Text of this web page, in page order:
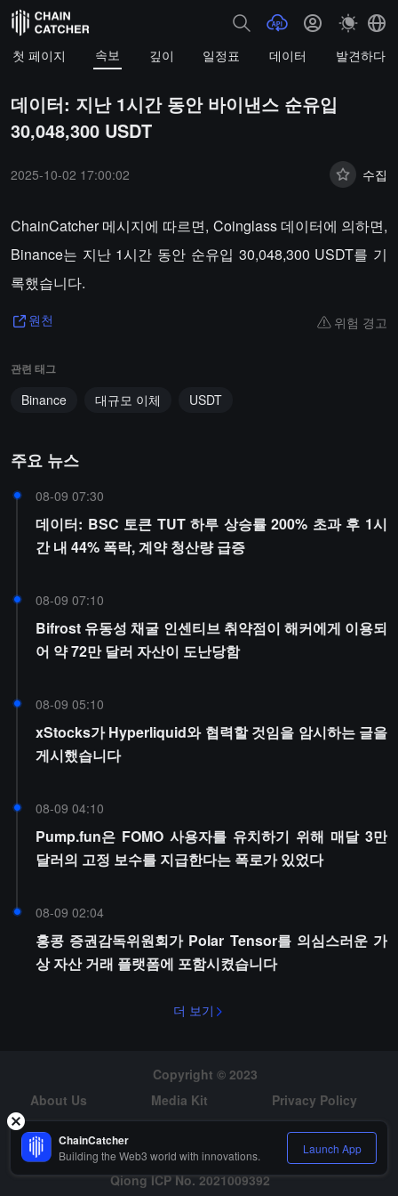
첫 페이지 속보 깊이 일정표 데이터 발견하다
데이터: 지난 1시간 동안 바이낸스 순유입
30,048,300 USDT
2025-10-02 17:00:02 수집
ChainCatcher 메시지에 따르면, Coinglass 데이터에 의하면,
Binance는 지난 1시간 동안 순유입 30,048,300 USDT를 기
록했습니다.
원천 위험 경고
관련 태그
Binance 대규모 이체 USDT
주요 뉴스
08-09 07:30
데이터: BSC 토큰 TUT 하루 상승률 200% 초과 후 1시
간 내 44% 폭락, 계약 청산량 급증
08-09 07:10
Bifrost 유동성 채굴 인센티브 취약점이 해커에게 이용되
어 약 72만 달러 자산이 도난당함
08-09 05:10
xStocks가 Hyperliquid와 협력할 것임을 암시하는 글을
게시했습니다
08-09 04:10
Pump.fun은 FOMO 사용자를 유치하기 위해 매달 3만
달러의 고정 보수를 지급한다는 폭로가 있었다
08-09 02:04
홍콩 증권감독위원회가 Polar Tensor를 의심스러운 가
상 자산 거래 플랫폼에 포함시켰습니다
더 보기
Copyright © 2023
About Us
Media Kit
Privacy Policy
Risk Warning
Hiring
Qiong ICP No. 2021009392
ChainCatcher
Building the Web3 world with innovations. Launch App